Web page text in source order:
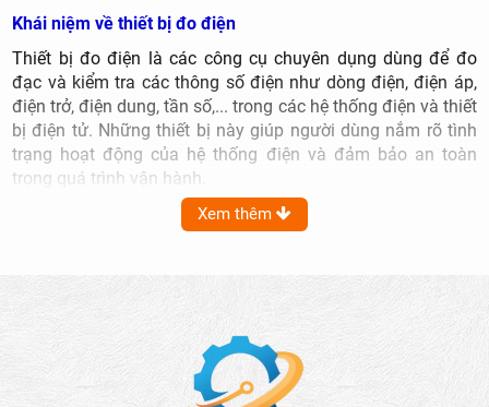
Khái niệm về thiết bị đo điện
Thiết bị đo điện là các công cụ chuyên dụng dùng để đo
đạc và kiểm tra các thông số điện như dòng điện, điện áp,
điện trở, điện dung, tần số,... trong các hệ thống điện và thiết
bị điện tử. Những thiết bị này giúp người dùng nắm rõ tình
trạng hoạt động của hệ thống điện và đảm bảo an toàn
trong quá trình vận hành.
Vai trò của thiết bị đo điện
đời sống và công việc chuyên môn. Chúng không chỉ giúp
kiểm tra, xác định các sự cố tiềm ẩn mà còn hỗ trợ tối ưu
hóa quá trình vận hành hệ thống điện. Các kỹ sư điện, thợ
sửa chữa, cũng như các nhà nghiên cứu thường xuyên sử
dụng các thiết bị đo điện để đảm bảo hệ thống luôn vận
hành ổn định, chính xác và an toàn.
Xem thêm